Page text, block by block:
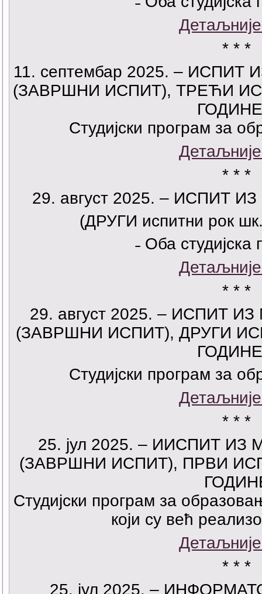
* * *
11. септембар 2025. –
(ЗАВРШНИ ИСПИТ), ТРЕЋИ
Студијски програм за
* * *
29. август 2025. – ИСПИТ
(ДРУГИ испитни рок
˗ Оба студијска
* * *
29. август 2025. – ИСПИТ
(ЗАВРШНИ ИСПИТ), ДРУГИ
Студијски програм за
* * *
25. јул 2025. – ИИСПИТ
(ЗАВРШНИ ИСПИТ), ПРВИ
Студијски програм за
који су већ
* * *
25. јул 2025. –